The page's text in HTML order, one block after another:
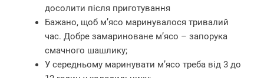
досолити після приготування
Бажано, щоб м’ясо маринувалося тривалий
час. Добре замариноване м’ясо – запорука
смачного шашлику;
У середньому маринувати м’ясо треба від 3 до